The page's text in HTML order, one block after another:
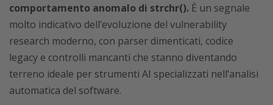
comportamento anomalo di strchr(). È un segnale
molto indicativo dell’evoluzione del vulnerability
research moderno, con parser dimenticati, codice
legacy e controlli mancanti che stanno diventando
terreno ideale per strumenti AI specializzati nell’analisi
automatica del software.